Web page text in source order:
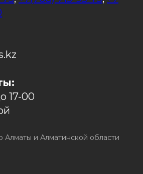
17-00
и Алматинской области